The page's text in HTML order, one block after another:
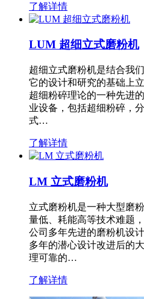
了解详情
LUM 超细立式磨粉机
超细立式磨粉机是结合我
它的设计和研究的基础上
超细粉碎理论的一种先进
业设备，包括超细粉碎，
式…
了解详情
LM 立式磨粉机
立式磨粉机是一种大型磨
量低、耗能高等技术难题
公司多年先进的磨粉机设
多年的潜心设计改进后的
理可靠的…
了解详情